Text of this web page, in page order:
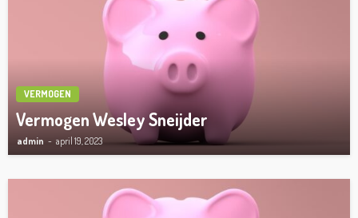
VERMOGEN
Vermogen Wesley Sneijder
admin april 19, 2023